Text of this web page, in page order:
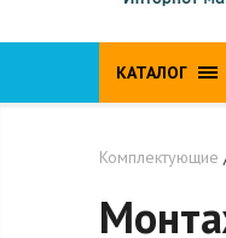
КАТАЛОГ
Комплектующие